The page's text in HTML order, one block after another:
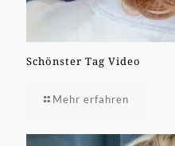
Schönster Tag Video
Mehr erfahren